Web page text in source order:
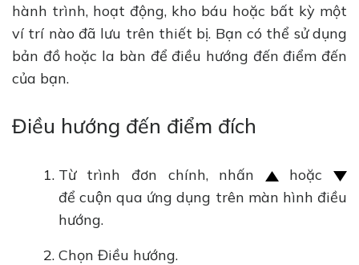
hành trình, hoạt động, kho báu hoặc bất kỳ một
ví trí nào đã lưu trên thiết bị. Bạn có thể sử dụng
bản đồ hoặc la bàn để điều hướng đến điểm đến
của bạn.
Điều hướng đến điểm đích
Từ trình đơn chính, nhấn
hoặc
để cuộn qua ứng dụng trên màn hình điều
hướng.
Chọn Điều hướng.